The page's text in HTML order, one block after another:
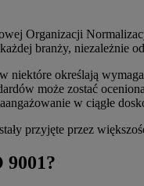
Organizacji
branży, niezależnie
niektóre określają
może zostać
w ciągłe
przyjęte przez
9001?